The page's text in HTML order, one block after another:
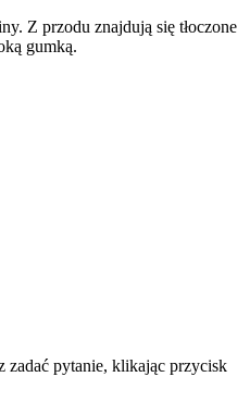
Z przodu znajdują się tłoczone
gumką.
zadać pytanie, klikając przycisk